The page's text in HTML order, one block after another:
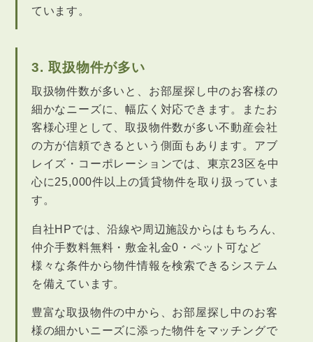
ています。
3. 取扱物件が多い
取扱物件数が多いと、お部屋探し中のお客様の
細かなニーズに、幅広く対応できます。またお
客様心理として、取扱物件数が多い不動産会社
の方が信頼できるという側面もあります。アブ
レイズ・コーポレーションでは、東京23区を中
心に25,000件以上の賃貸物件を取り扱っていま
す。
自社HPでは、沿線や周辺施設からはもちろん、
仲介手数料無料・敷金礼金0・ペット可など
様々な条件から物件情報を検索できるシステム
を備えています。
豊富な取扱物件の中から、お部屋探し中のお客
様の細かいニーズに添った物件をマッチングで